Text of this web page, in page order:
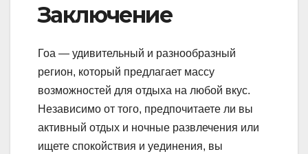
Заключение
Гоа — удивительный и разнообразный
регион, который предлагает массу
возможностей для отдыха на любой вкус.
Независимо от того, предпочитаете ли вы
активный отдых и ночные развлечения или
ищете спокойствия и уединения, вы